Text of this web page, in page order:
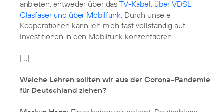
anbieten, entweder über dasTV-Kabel, über VDSL,
Glasfaser und über Mobilfunk . Durch unsere
Kooperationen kann ich mich fast vollständig auf
Investitionen in den Mobilfunk konzentrieren.
[...]
Welche Lehren sollten wir aus der Corona-Pandemie
für Deutschland ziehen?